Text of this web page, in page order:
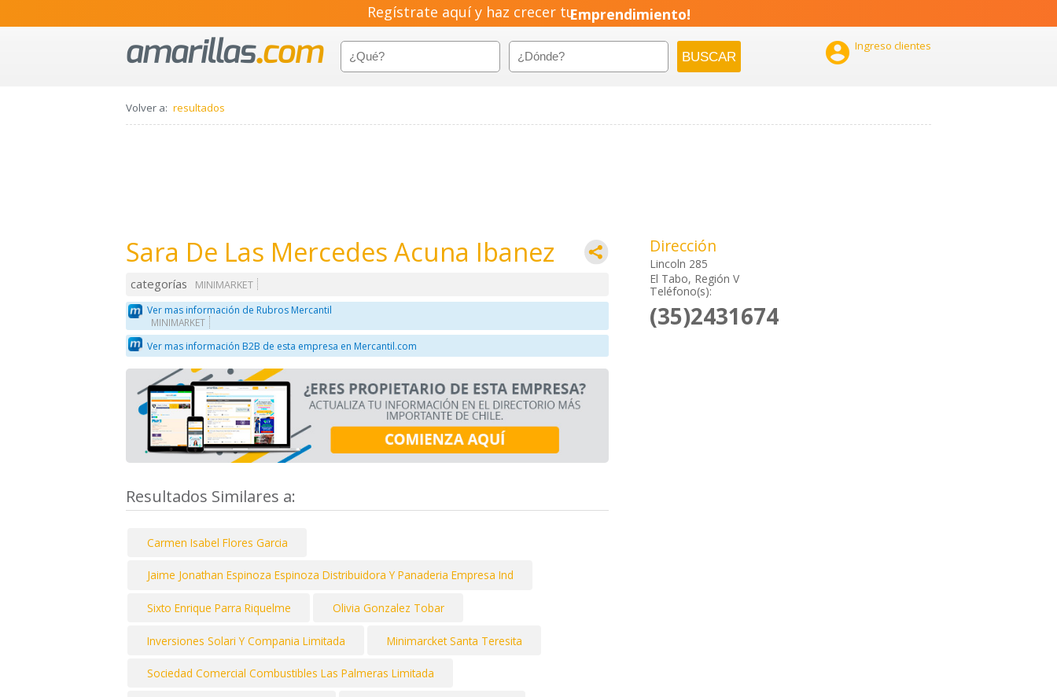
Regístrate aquí y haz crecer tuEmprendimiento!
 Ingreso clientes
Volver a: resultados
Sara De Las Mercedes Acuna Ibanez
categorías
MINIMARKET
Ver mas información de Rubros Mercantil
MINIMARKET
Ver mas información B2B de esta empresa en Mercantil.com
Resultados Similares a:
Carmen Isabel Flores Garcia
Jaime Jonathan Espinoza Espinoza Distribuidora Y Panaderia Empresa Ind
Sixto Enrique Parra Riquelme Olivia Gonzalez Tobar
Inversiones Solari Y Compania Limitada Minimarcket Santa Teresita
Sociedad Comercial Combustibles Las Palmeras Limitada
Dirección
Lincoln 285
El Tabo, Región V
Teléfono(s):
(35)2431674